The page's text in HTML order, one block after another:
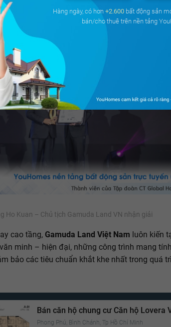
Ho Kuan – Chủ tịch Gamuda Land VN nhận giải
cao tầng, Gamuda Land Việt Nam luôn kiến
minh – hiện đại, những công trình mang
bảo các tiêu chuẩn khắt khe nhất trong quá
Bán căn hộ chung cư Căn hộ Lovera
Phong Phú, Bình Chánh, Tp Hồ Chí Minh
Hàng ngày, có hơn +2.600 bất động sản
bán/cho thuê trên nền tảng